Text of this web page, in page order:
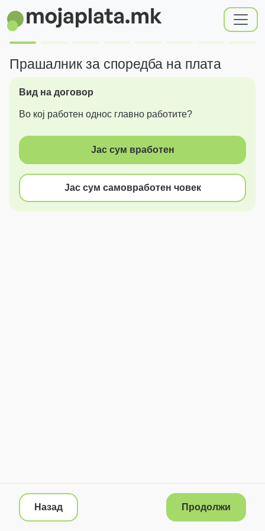
Прашалник за споредба на плата
Вид на договор
Во кој работен однос главно работите?
Јас сум вработен
Јас сум самовработен човек
Назад Продолжи